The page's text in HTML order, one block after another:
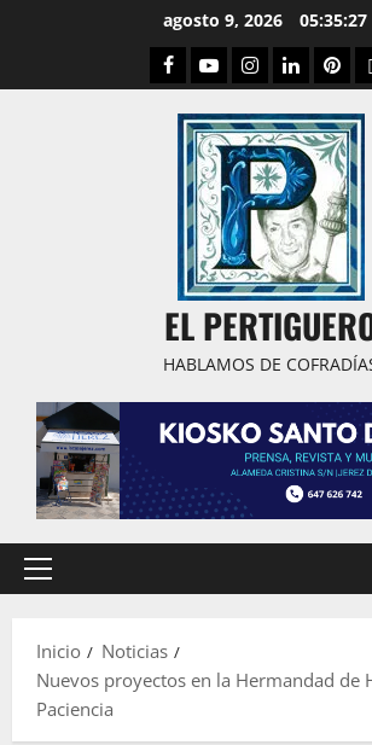
agosto 9, 2026 05:35:28
Facebook
YoutubeInstagram
Linked
EL
HABLAMOS DE
Menú
Inicio
Noticias
Nuevos proyectos en la Hermandad de
Paciencia